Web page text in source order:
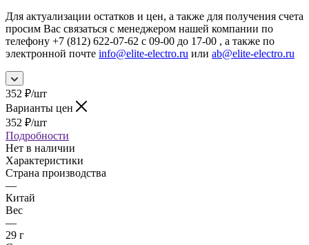
Для актуализации остатков и цен, а также для получения счета
просим Вас связаться с менеджером нашей компании по
телефону +7 (812) 622-07-62 с 09-00 до 17-00 , а также по
электронной почте info@elite-electro.ru или ab@elite-electro.ru
352 ₽/шт
Варианты цен
352 ₽/шт
Подробности
Нет в наличии
Характеристики
Страна производства
—
Китай
Вес
—
29 г